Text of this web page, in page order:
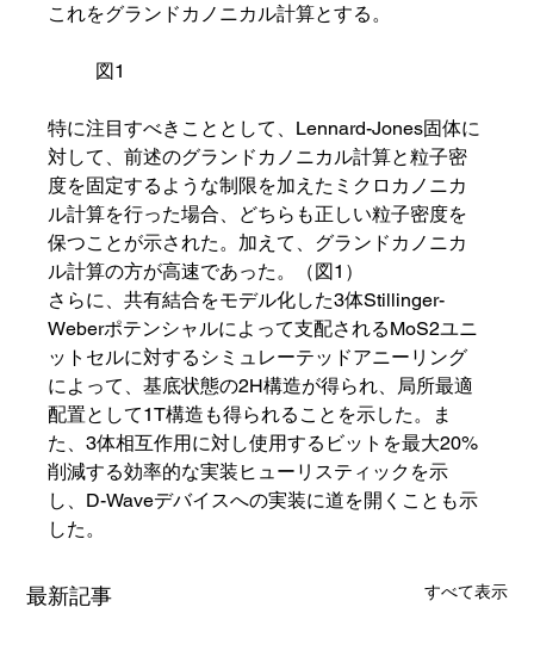
これをグランドカノニカル計算とする。
	図1
特に注目すべきこととして、Lennard-Jones固体に
対して、前述のグランドカノニカル計算と粒子密
度を固定するような制限を加えたミクロカノニカ
ル計算を行った場合、どちらも正しい粒子密度を
保つことが示された。加えて、グランドカノニカ
ル計算の方が高速であった。（図1）
さらに、共有結合をモデル化した3体Stillinger-
Weberポテンシャルによって支配されるMoS2ユニ
ットセルに対するシミュレーテッドアニーリング
によって、基底状態の2H構造が得られ、局所最適
配置として1T構造も得られることを示した。ま
た、3体相互作用に対し使用するビットを最大20%
削減する効率的な実装ヒューリスティックを示
し、D-Waveデバイスへの実装に道を開くことも示
した。
最新記事 すべて表示